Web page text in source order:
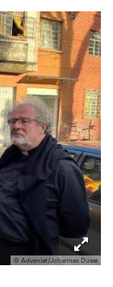
© Adveniat/Johannes Duwe